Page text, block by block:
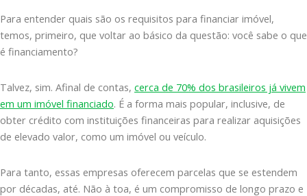
Para entender quais são os requisitos para financiar imóvel,
temos, primeiro, que voltar ao básico da questão: você sabe o que
é financiamento?
Talvez, sim. Afinal de contas, cerca de 70% dos brasileiros já vivem
em um imóvel financiado. É a forma mais popular, inclusive, de
obter crédito com instituições financeiras para realizar aquisições
de elevado valor, como um imóvel ou veículo.
Para tanto, essas empresas oferecem parcelas que se estendem
por décadas, até. Não à toa, é um compromisso de longo prazo e